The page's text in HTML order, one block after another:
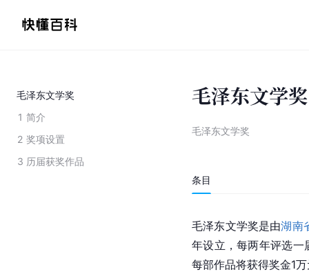
毛泽东文学奖
1 简介
2 奖项设置
3 历届获奖作品
毛泽东文学奖
毛泽东文学奖
条目
毛泽东文学奖是由湖南
年设立，每两年评选
每部作品将获得奖金1